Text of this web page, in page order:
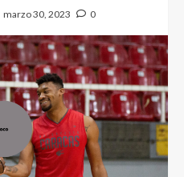
marzo 30, 2023 0